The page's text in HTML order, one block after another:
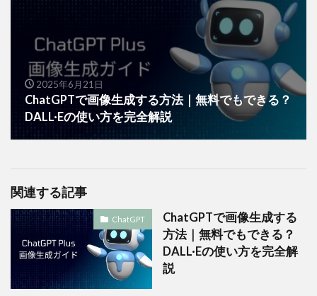
2025年6月21日
ChatGPTで画像生成する方法｜無料でもできる？
DALL·Eの使い方を完全解説
関連する記事
ChatGPT
ChatGPTで画像生成する
方法｜無料でもできる？
DALL·Eの使い方を完全解
説